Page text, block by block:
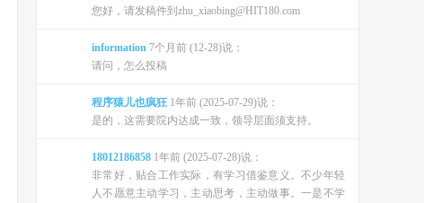
您好，请发稿件到zhu_xiaobing@HIT180.com
information 7个月前 (12-28)说：
请问，怎么投稿
程序猿儿也疯狂 1年前 (2025-07-29)说：
是的，这需要院内达成一致，领导层面须支持。
18012186858 1年前 (2025-07-28)说：
非常好，贴合工作实际，有学习借鉴意义。不少年轻
人不愿意主动学习，主动思考，主动做事。一是不学